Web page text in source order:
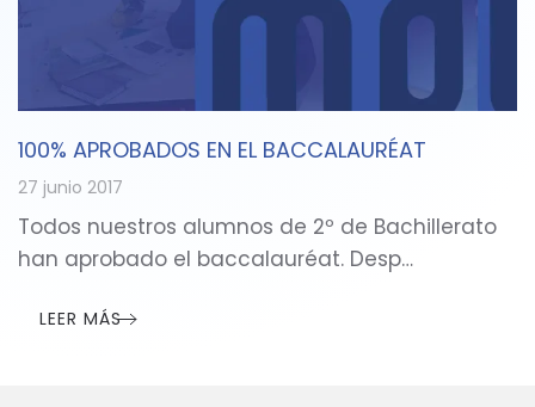
100% APROBADOS EN EL BACCALAURÉAT
27 junio 2017
Todos nuestros alumnos de 2º de Bachillerato
han aprobado el baccalauréat. Desp…
LEER MÁS